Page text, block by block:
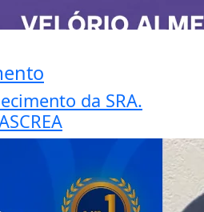
da SRA.